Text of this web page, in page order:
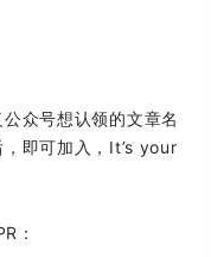
众号想认领的文章名
即可加入，It’s your
：